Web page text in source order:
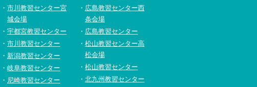
市川教習センター宮
城会場
宇都宮教習センター
市川教習センター
新潟教習センター
岐阜教習センター
尼崎教習センター
広島教習センター西
条会場
広島教習センター
松山教習センター高
松会場
松山教習センター
北九州教習センター